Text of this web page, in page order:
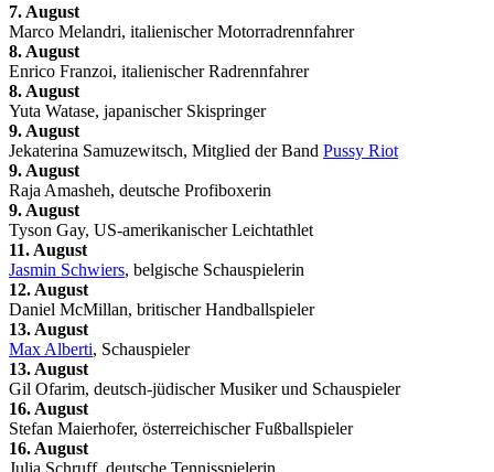
7. August
Marco Melandri, italienischer Motorradrennfahrer
8. August
Enrico Franzoi, italienischer Radrennfahrer
8. August
Yuta Watase, japanischer Skispringer
9. August
Jekaterina Samuzewitsch, Mitglied der Band Pussy Riot
9. August
Raja Amasheh, deutsche Profiboxerin
9. August
Tyson Gay, US-amerikanischer Leichtathlet
11. August
Jasmin Schwiers, belgische Schauspielerin
12. August
Daniel McMillan, britischer Handballspieler
13. August
Max Alberti, Schauspieler
13. August
Gil Ofarim, deutsch-jüdischer Musiker und Schauspieler
16. August
Stefan Maierhofer, österreichischer Fußballspieler
16. August
Julia Schruff, deutsche Tennisspielerin